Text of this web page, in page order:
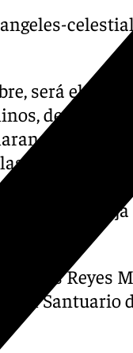
será el
de 19.00 a
14.00 horas.
en la
de los Reyes
del